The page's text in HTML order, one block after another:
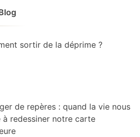
sortir de la déprime ?
de repères : quand la vie nous
à redessiner notre carte